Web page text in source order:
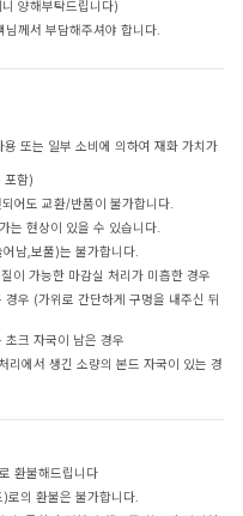
양해부탁드립니다)
께서 부담해주셔야 합니다.
또는 일부 소비에 의하여 재화 가치가
포함)
어도 교환/반품이 불가합니다.
는 현상이 있을 수 있습니다.
남,보풀)는 불가합니다.
이 가능한 마감실 처리가 미흡한 경우
우 (가위로 간단하게 구멍을 내주신 뒤
초크 자국이 남은 경우
리에서 생긴 소량의 본드 자국이 있는 경
환불해드립니다
로의 환불은 불가합니다.